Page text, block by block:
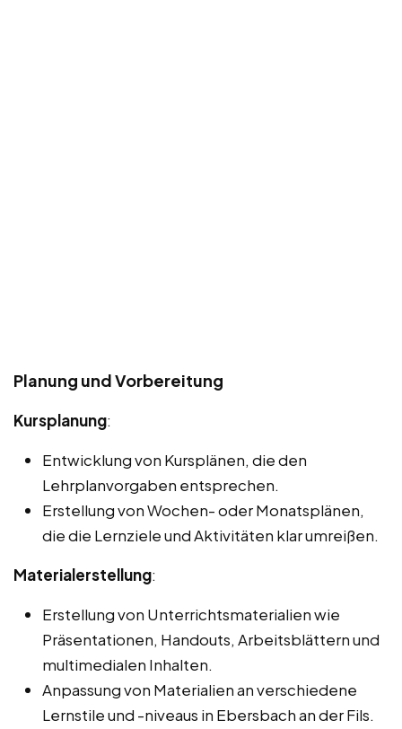
Planung und Vorbereitung
Kursplanung:
Entwicklung von Kursplänen, die den
Lehrplanvorgaben entsprechen.
Erstellung von Wochen- oder Monatsplänen,
die die Lernziele und Aktivitäten klar umreißen.
Materialerstellung:
Erstellung von Unterrichtsmaterialien wie
Präsentationen, Handouts, Arbeitsblättern und
multimedialen Inhalten.
Anpassung von Materialien an verschiedene
Lernstile und -niveaus in Ebersbach an der Fils.